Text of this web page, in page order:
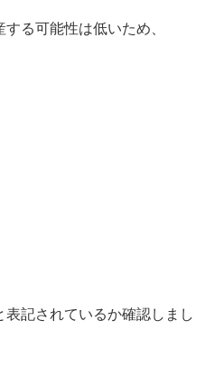
る可能性は低いため、
記されているか確認しまし